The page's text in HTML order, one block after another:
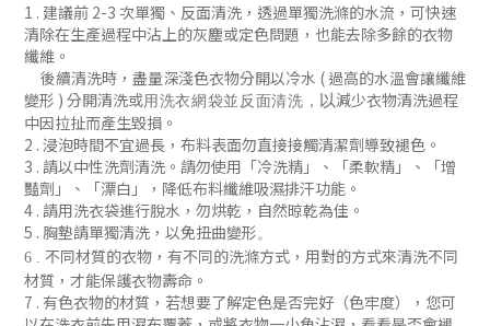
1 . 建議前 2-3 次單獨、反面清洗 ， 透過單獨洗滌的水流，可快速
清除在生產過程中沾上的灰塵或定色問題 ， 也能去除多餘的衣物
纖維。
後續清洗時 ，盡量深淺色衣物分開以冷水 ( 過高的水溫會讓纖維
變形 ) 分開清洗或用洗衣網袋並 反面清洗 ， 以減少衣物清洗過程
中因拉扯而產生毀損。
2 . 浸泡時間不宜過長，布料表面勿直接接觸清潔劑導致褪色。
3 . 請以中性洗劑清洗。請勿使用「冷洗精」、「柔軟精」
、「增
豔劑」
、「漂白」，降低布料纖維吸濕排汗功能 。
4 . 請用洗衣袋進行脫水，勿烘乾，自然晾乾為佳。
5 . 胸墊請單獨清洗，以免扭曲變形。
6 . 不同材質的衣物，有不同的洗滌方式，用對的方式來清洗不同
材質，才能保護衣物壽命。
7 . 有色衣物的材質，若想要了解定色是否完好（色牢度），您可